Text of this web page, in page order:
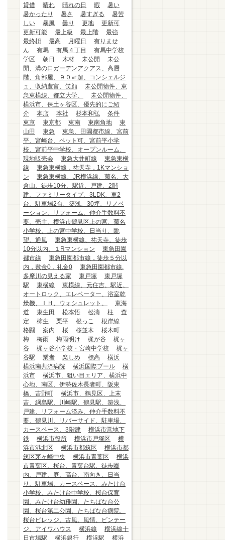
貸借
晴れ 晴れの日 暇
暑い
暑かったり
暑さ 暑すぎる
暑苦
しい
暴風 曇り 更地
更新可
更新可能
最上級 最上階
最強
最終枡
最高 月曜日
有りませ
ん
有馬 有馬４丁目
有馬中学校
学区
朝日 木材 未公開
未公
開、溝の口ガーデンアクアス、高層
階、角部屋、９０㎡超、コンシェルジ
ュ、収納豊富、笑顔
未公開物件、東
急東横線、都立大学、
未公開物件、
横浜市、保土ヶ谷区、優先的にご紹
介
本店 本社 杉本和弘
条件
東京
東京都 東南 東南角地
東
山田
東急
東急、田園都市線、宮前
平、宮崎台、ペット可、宮前平小学
校、宮前平中学校、オープンルーム、
現地販売会
東急大井町線
東急東横
線
東急東横線，祐天寺，1Kマンショ
ン
東急東横線、JR横浜線、菊名、大
倉山、徒歩10分、駅近、戸建、2階
建、ファミリータイプ、3LDK、車2
台、駐車場2台、築浅、30坪、リノベ
ーション、リフォーム、仲介手数料不
要、売主、横浜市鶴見区上の宮、菊名
小学校、上の宮中学校、日当り、眺
望、通風
東急東横線、祐天寺、徒歩
10分以内、１Rマンション
東急田園
都市線
東急田園都市線，徒歩５分以
内，敷金0，礼金0
東急田園都市線.
多摩川の見える家
東戸塚
東戸塚
駅
東横線
東横線、元住吉、駅近、
オートロック、エレベーター、浴室乾
燥機、ＩＨ、ウォシュレット、
東海
道
東生田 松本悟 松濤 柱
査
定
柿生 栗平 根っこ
根岸線
格闘
案内 桜 桜並木
桜木町
梅
梅雨 梅雨明け 梶が谷
梶ヶ
谷
梶ヶ谷小学校・宮崎中学校
梶ヶ
谷駅
業者 楽しめ 標高
横浜
横浜南共済病院
横浜国際プール
横
浜市
横浜市、狙い目エリア、横浜中
心地、南区、伊勢佐木長者町、阪東
橋、吉野町
横浜市、鶴見区、上末
吉、綱島駅、川崎駅、鶴見駅、築浅、
戸建、リフォーム済み、仲介手数料不
要、鶴見川、リバーサイド、駐車場、
カースペース、3階建
横浜市営地下
鉄
横浜市役所 横浜市戸塚区
横
浜市港北区
横浜市都筑区
横浜市都
筑区茅ヶ崎中央
横浜市青葉区
横浜
市青葉区、桜台、青葉台駅、徒歩圏
内、戸建、庭、高台、南向き、日当
り、駐車場、カースペース、みたけ台
小学校、みたけ台中学校、桜台保育
園、みたけ台幼稚園、たちばな台公
園、桜台第二公園、たちばな台病院、
桜台ビレッジ、古風、風情、ビンテー
ジ、アイワハウス
横浜線
横浜線十
日市場駅
横浜銀行 横浜駅
横浜